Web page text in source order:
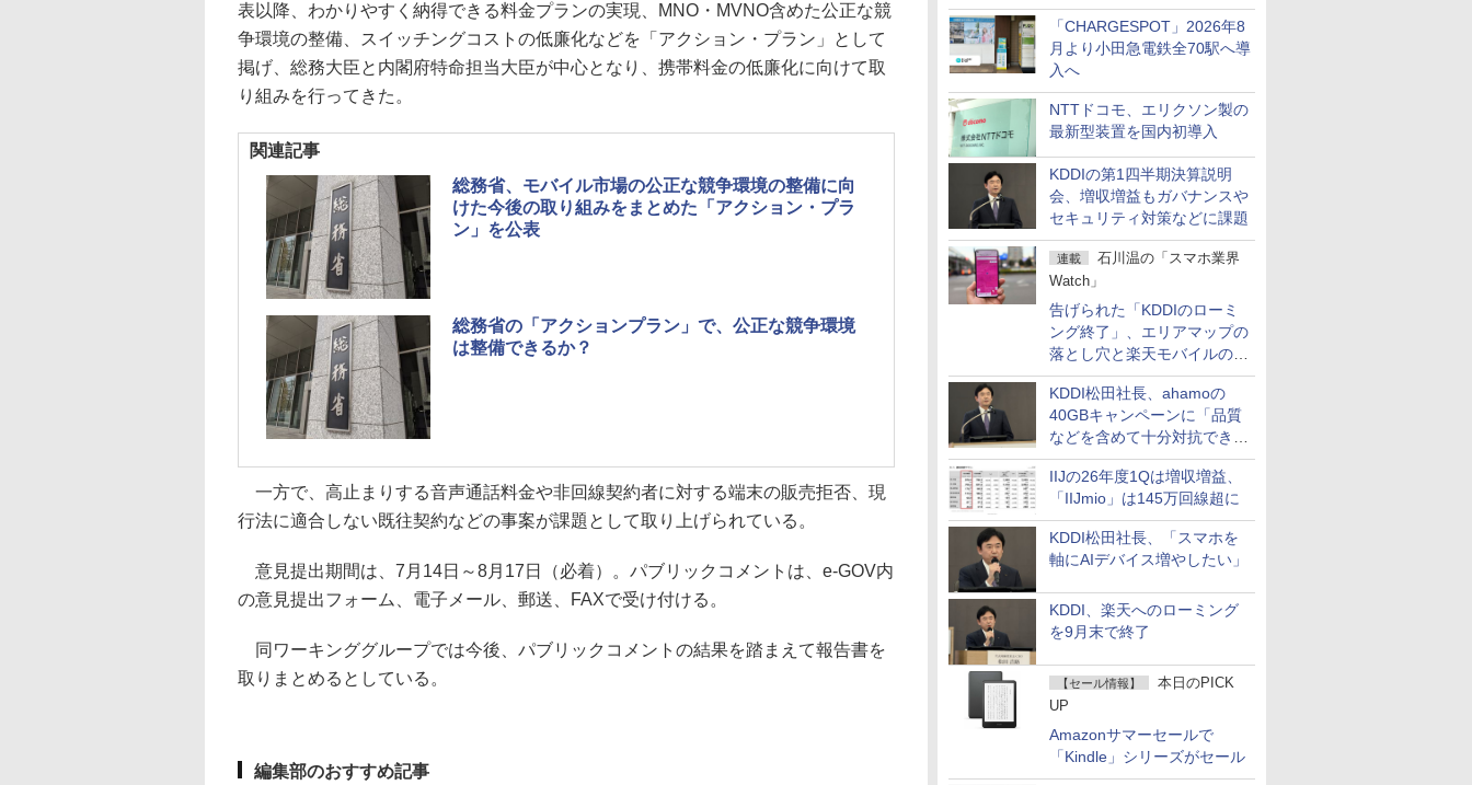
「CHARGESPOT」2026年8
月より小田急電鉄全70駅へ導
入へ
NTTドコモ、エリクソン製の
最新型装置を国内初導入
KDDIの第1四半期決算説明
会、増収増益もガバナンスや
セキュリティ対策などに課題
連載
石川温の「スマホ業界
Watch」
告げられた「KDDIのローミ
ング終了」、エリアマップの
落とし穴と楽天モバイルの課
題
KDDI松田社長、ahamoの
40GBキャンペーンに「品質
などを含めて十分対抗でき
る」
IIJの26年度1Qは増収増益、
「IIJmio」は145万回線超に
KDDI松田社長、「スマホを
軸にAIデバイス増やしたい」
KDDI、楽天へのローミング
を9月末で終了
【セール情報】
本日のPICK
UP
Amazonサマーセールで
「Kindle」シリーズがセール
表以降、わかりやすく納得できる料金プランの実現、MNO・MVNO含めた公正な競
争環境の整備、スイッチングコストの低廉化などを「アクション・プラン」として
掲げ、総務大臣と内閣府特命担当大臣が中心となり、携帯料金の低廉化に向けて取
り組みを行ってきた。
関連記事
総務省、モバイル市場の公正な競争環境の整備に向
けた今後の取り組みをまとめた「アクション・プラ
ン」を公表
総務省の「アクションプラン」で、公正な競争環境
は整備できるか？
一方で、高止まりする音声通話料金や非回線契約者に対する端末の販売拒否、現
行法に適合しない既往契約などの事案が課題として取り上げられている。
意見提出期間は、7月14日～8月17日（必着）。パブリックコメントは、e-GOV内
の意見提出フォーム、電子メール、郵送、FAXで受け付ける。
同ワーキンググループでは今後、パブリックコメントの結果を踏まえて報告書を
取りまとめるとしている。
編集部のおすすめ記事